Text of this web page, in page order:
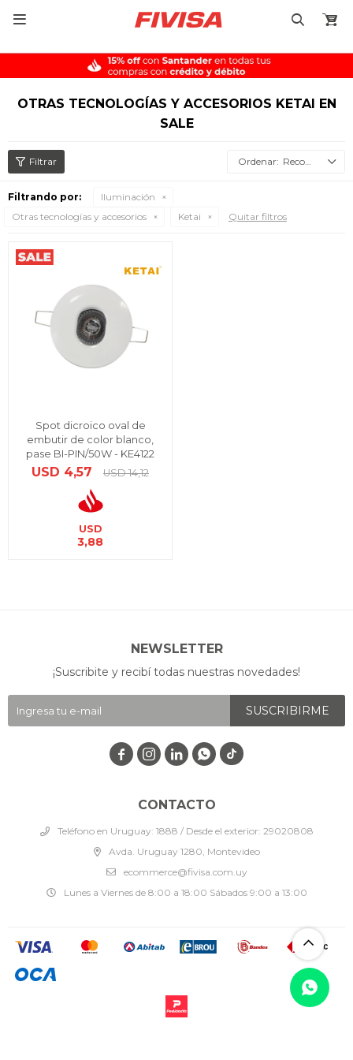

OTRAS TECNOLOGÍAS Y ACCESORIOS KETAI EN
SALE
Recomendados
Filtrando por:
Iluminación
Otras tecnologías y accesorios
Ketai Quitar filtros
Spot dicroico oval de
embutir de color blanco,
pase BI-PIN/50W - KE4122
USD 4,57 USD 14,12
USD
3,88
CONTACTO
Teléfono en Uruguay: 1888 / Desde el exterior: 29020808
Avda. Uruguay 1280, Montevideo
ecommerce@fivisa.com.uy
Lunes a Viernes de 8:00 a 18:00 Sábados 9:00 a 13:00
NEWSLETTER
¡Suscribite y recibí todas nuestras novedades!
SUSCRIBIRME
   